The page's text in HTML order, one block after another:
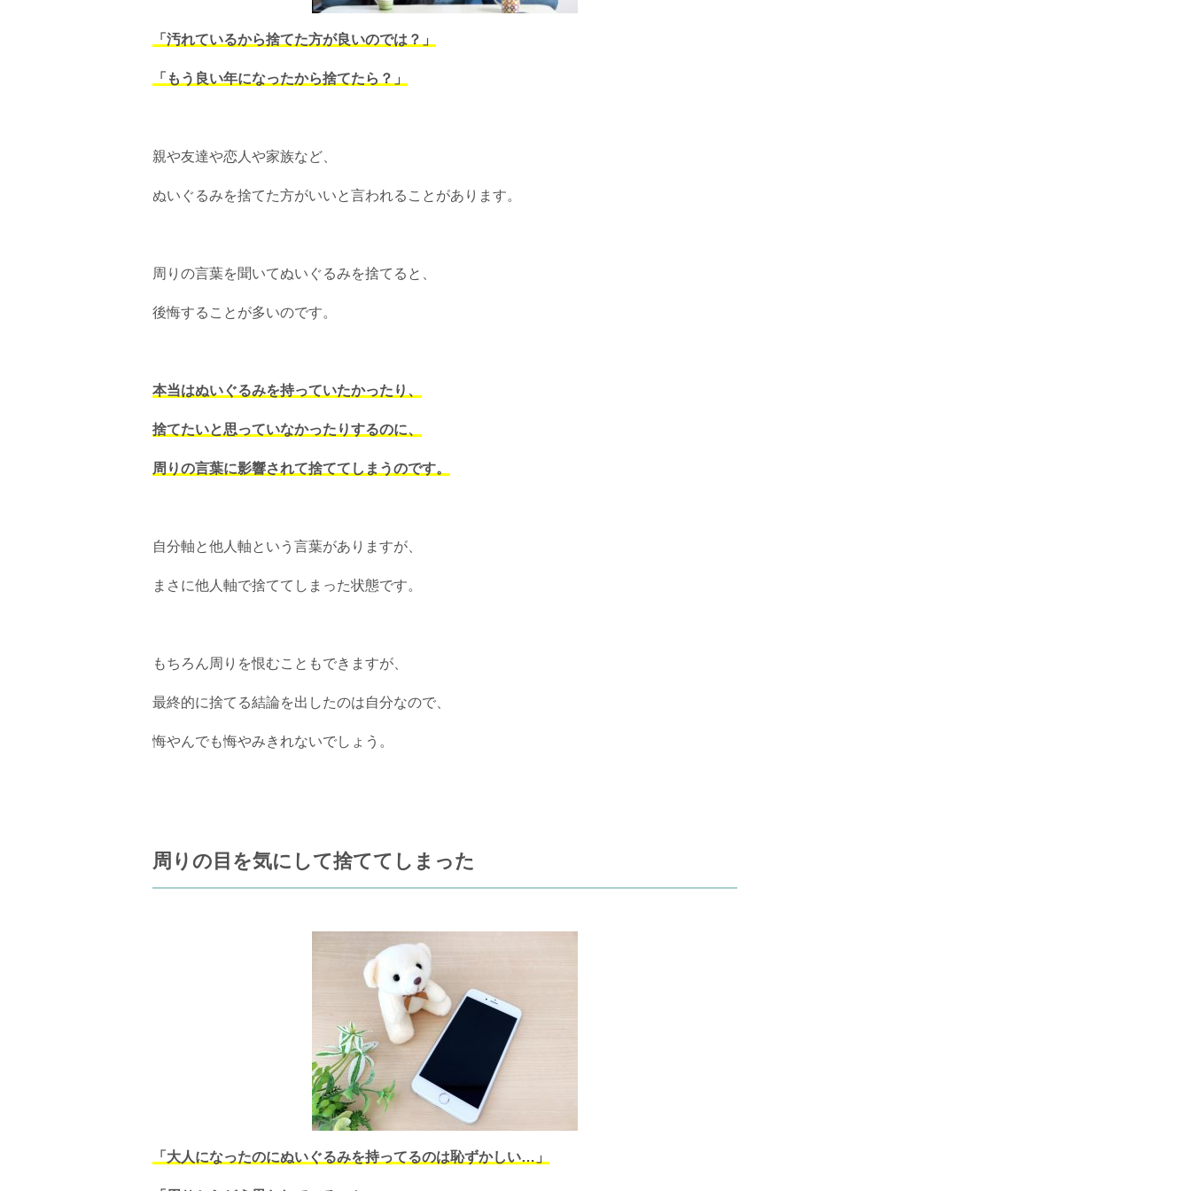
「汚れているから捨てた方が良いのでは？」
「もう良い年になったから捨てたら？」
親や友達や恋人や家族など、
ぬいぐるみを捨てた方がいいと言われることがあります。
周りの言葉を聞いてぬいぐるみを捨てると、
後悔することが多いのです。
本当はぬいぐるみを持っていたかったり、
捨てたいと思っていなかったりするのに、
周りの言葉に影響されて捨ててしまうのです。
自分軸と他人軸という言葉がありますが、
まさに他人軸で捨ててしまった状態です。
もちろん周りを恨むこともできますが、
最終的に捨てる結論を出したのは自分なので、
悔やんでも悔やみきれないでしょう。
周りの目を気にして捨ててしまった
「大人になったのにぬいぐるみを持ってるのは恥ずかしい…」